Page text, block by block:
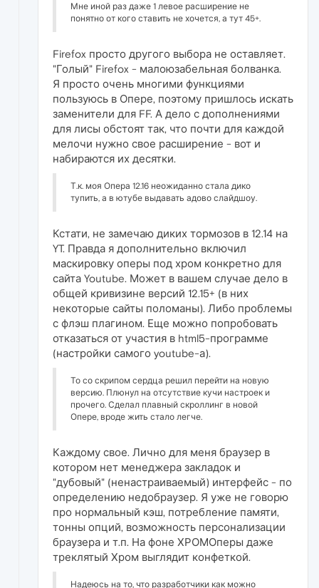
Мне иной раз даже 1 левое расширение не
понятно от кого ставить не хочется, а тут 45+.
Firefox просто другого выбора не оставляет.
"Голый" Firefox - малоюзабельная болванка.
Я просто очень многими функциями
пользуюсь в Опере, поэтому пришлось искать
заменители для FF. А дело с дополнениями
для лисы обстоят так, что почти для каждой
мелочи нужно свое расширение - вот и
набираются их десятки.
Т.к. моя Опера 12.16 неожиданно стала дико
тупить, а в ютубе выдавать адово слайдшоу.
Кстати, не замечаю диких тормозов в 12.14 на
YT. Правда я дополнительно включил
маскировку оперы под хром конкретно для
сайта Youtube. Может в вашем случае дело в
общей кривизине версий 12.15+ (в них
некоторые сайты поломаны). Либо проблемы
с флэш плагином. Еще можно попробовать
отказаться от участия в html5-программе
(настройки самого youtube-а).
То со скрипом сердца решил перейти на новую
версию. Плюнул на отсутствие кучи настроек и
прочего. Сделал плавный скроллинг в новой
Опере, вроде жить стало легче.
Каждому свое. Лично для меня браузер в
котором нет менеджера закладок и
"дубовый" (ненастраиваемый) интерфейс - по
определению недобраузер. Я уже не говорю
про нормальный кэш, потребление памяти,
тонны опций, возможность персонализации
браузера и т.п. На фоне ХРОМОперы даже
треклятый Хром выглядит конфеткой.
Надеюсь на то, что разработчики как можно